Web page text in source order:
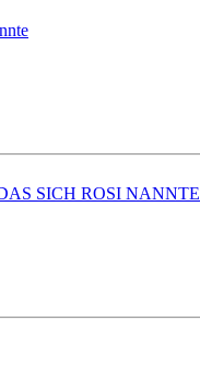
SICH ROSI NANNTE